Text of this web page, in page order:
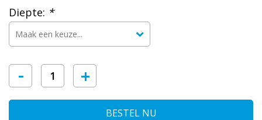
Diepte: *
- +
BESTEL NU